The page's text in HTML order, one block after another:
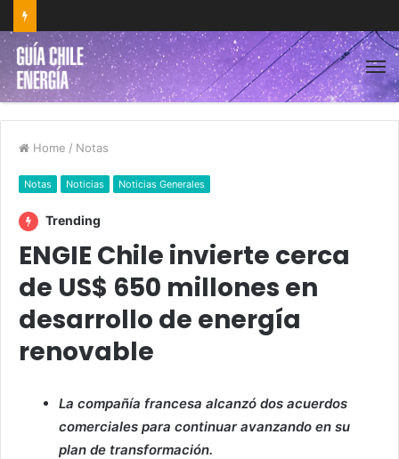
Home / Notas
Notas Noticias Noticias Generales
Trending
ENGIE Chile invierte cerca
de US$ 650 millones en
desarrollo de energía
renovable
La compañía francesa alcanzó dos acuerdos
comerciales para continuar avanzando en su
plan de transformación.